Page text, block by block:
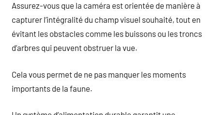
Assurez-vous que la caméra est orientée de manière à
capturer l’intégralité du champ visuel souhaité, tout en
évitant les obstacles comme les buissons ou les troncs
d’arbres qui peuvent obstruer la vue.
Cela vous permet de ne pas manquer les moments
importants de la faune.